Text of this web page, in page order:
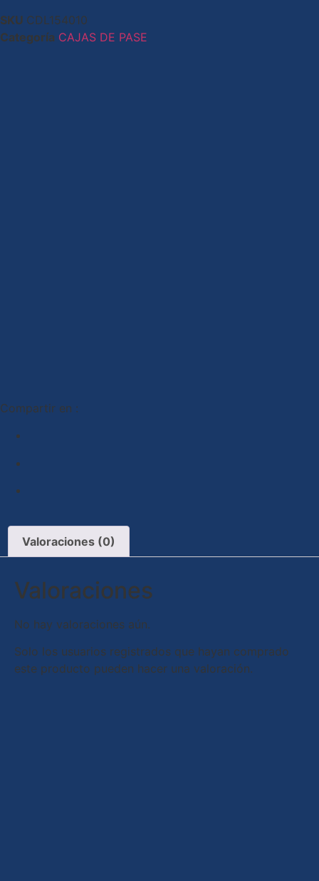
SKU CDL154010
Categoría CAJAS DE PASE
Compartir en :
Valoraciones (0)
Valoraciones
No hay valoraciones aún.
Solo los usuarios registrados que hayan comprado
este producto pueden hacer una valoración.